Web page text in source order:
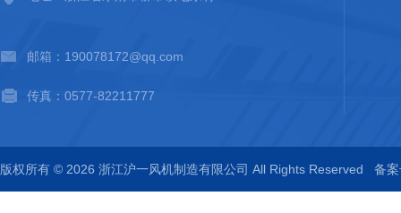
邮箱：190078172@qq.com
传真：0577-82211777
版权所有 © 2026 浙江沪一风机制造有限公司 All Rights Reserved 备